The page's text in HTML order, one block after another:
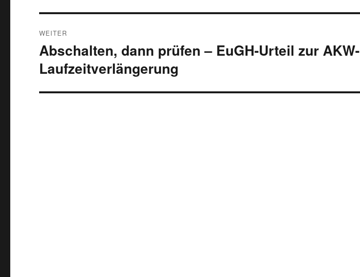
WEITER
Nächster
Beitrag:
Abschalten, dann prüfen – EuGH-Urteil zur AKW-
Laufzeitverlängerung